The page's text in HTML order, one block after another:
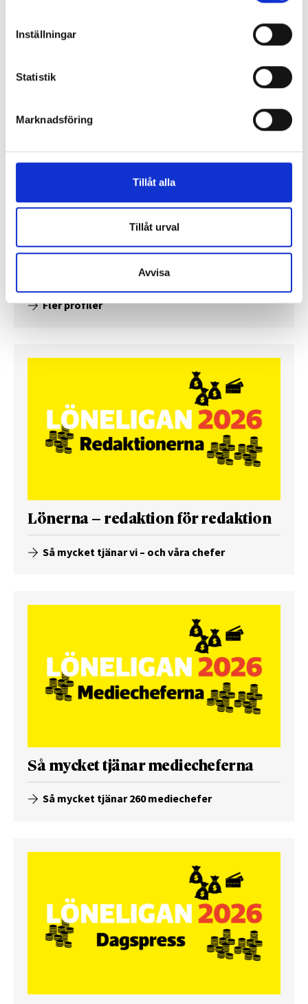
Inställningar
Statistik
Marknadsföring
Tillåt alla
Tillåt urval
Avvisa
”Jag vill att Mellanöstern ska
kännas nära”
Fler profiler
Lönerna – redaktion för redaktion
Så mycket tjänar vi – och våra chefer
Så mycket tjänar mediecheferna
Så mycket tjänar 260 mediechefer